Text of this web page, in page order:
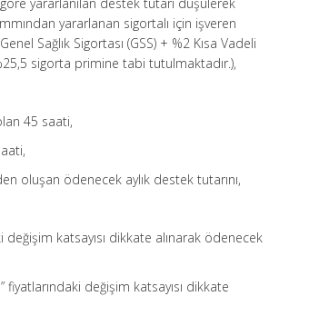
yararlanılan destek tutarı düşülerek
yararlanan sigortalı için işveren
Sağlık Sigortası (GSS) + %2 Kısa Vadeli
sigorta primine tabi tutulmaktadır.),
45 saati,
oluşan ödenecek aylık destek tutarını,
katsayısı dikkate alınarak ödenecek
değişim katsayısı dikkate